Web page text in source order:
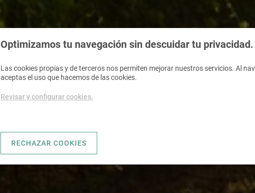
Optimizamos tu navegación sin descuidar tu privacidad.
Las cookies propias y de terceros nos permiten mejorar nuestros servicios. Al
aceptas el uso que hacemos de las cookies.
Revisar y configurar cookies.
RECHAZAR COOKIES